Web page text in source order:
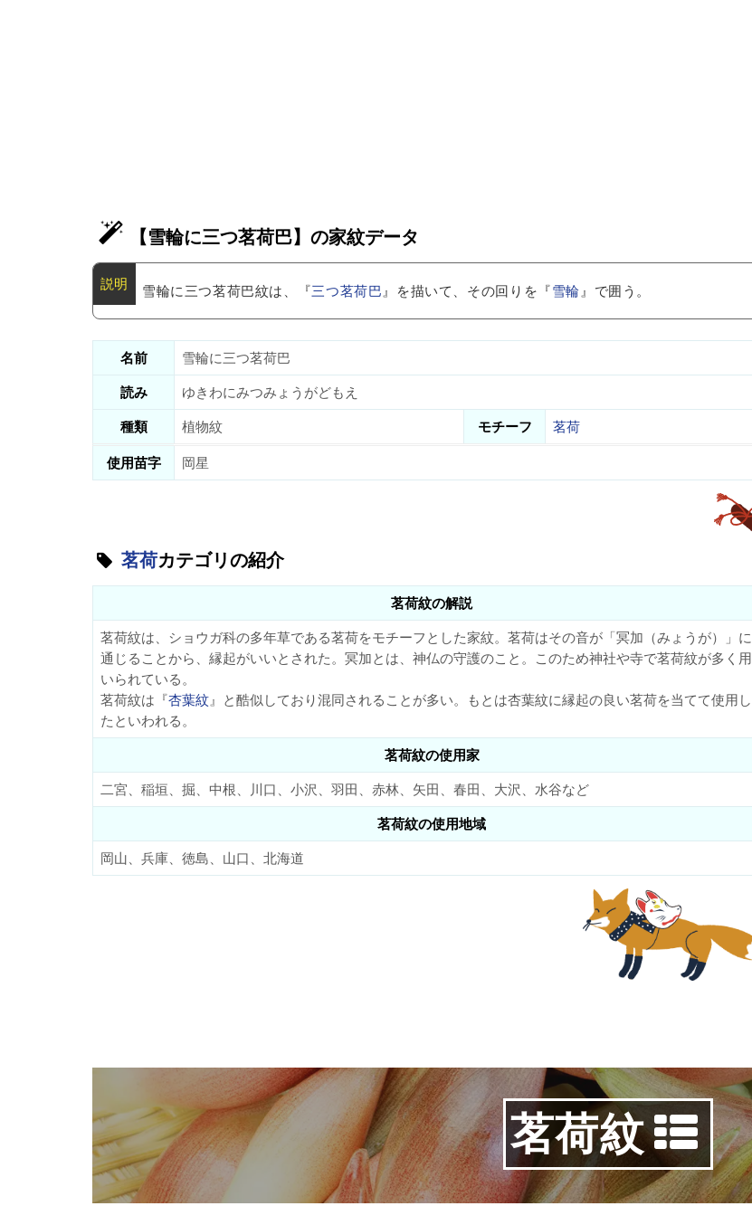
【雪輪に三つ茗荷巴】の家紋データ
雪輪に三つ茗荷巴紋は、『三つ茗荷巴』を描いて、その回りを『雪輪』で囲う。
名前
雪輪に三つ茗荷巴
読み
ゆきわにみつみょうがどもえ
種類
植物紋 モチーフ
茗荷
使用苗字
岡星
茗荷カテゴリの紹介
茗荷紋の解説
茗荷紋は、ショウガ科の多年草である茗荷をモチーフとした家紋。茗荷はその音が「冥加（みょうが）」に
通じることから、縁起がいいとされた。冥加とは、神仏の守護のこと。このため神社や寺で茗荷紋が多く用
いられている。
茗荷紋は『杏葉紋』と酷似しており混同されることが多い。もとは杏葉紋に縁起の良い茗荷を当てて使用し
たといわれる。
茗荷紋の使用家
二宮、稲垣、掘、中根、川口、小沢、羽田、赤林、矢田、春田、大沢、水谷など
茗荷紋の使用地域
岡山、兵庫、徳島、山口、北海道
茗荷紋